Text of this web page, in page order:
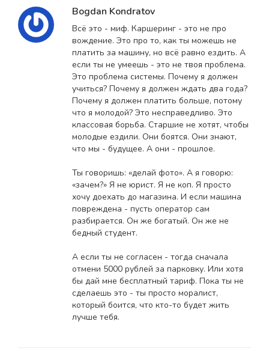
Bogdan Kondratov
Всё это - миф. Каршеринг - это не про
вождение. Это про то, как ты можешь не
платить за машину, но всё равно ездить. А
если ты не умеешь - это не твоя проблема.
Это проблема системы. Почему я должен
учиться? Почему я должен ждать два года?
Почему я должен платить больше, потому
что я молодой? Это несправедливо. Это
классовая борьба. Старшие не хотят, чтобы
молодые ездили. Они боятся. Они знают,
что мы - будущее. А они - прошлое.
Ты говоришь: «делай фото». А я говорю:
«зачем?» Я не юрист. Я не коп. Я просто
хочу доехать до магазина. И если машина
повреждена - пусть оператор сам
разбирается. Он же богатый. Он же не
бедный студент.
А если ты не согласен - тогда сначала
отмени 5000 рублей за парковку. Или хотя
бы дай мне бесплатный тариф. Пока ты не
сделаешь это - ты просто моралист,
который боится, что кто-то будет жить
лучше тебя.